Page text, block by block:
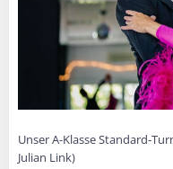
Unser A-Klasse Standard-
Julian Link)